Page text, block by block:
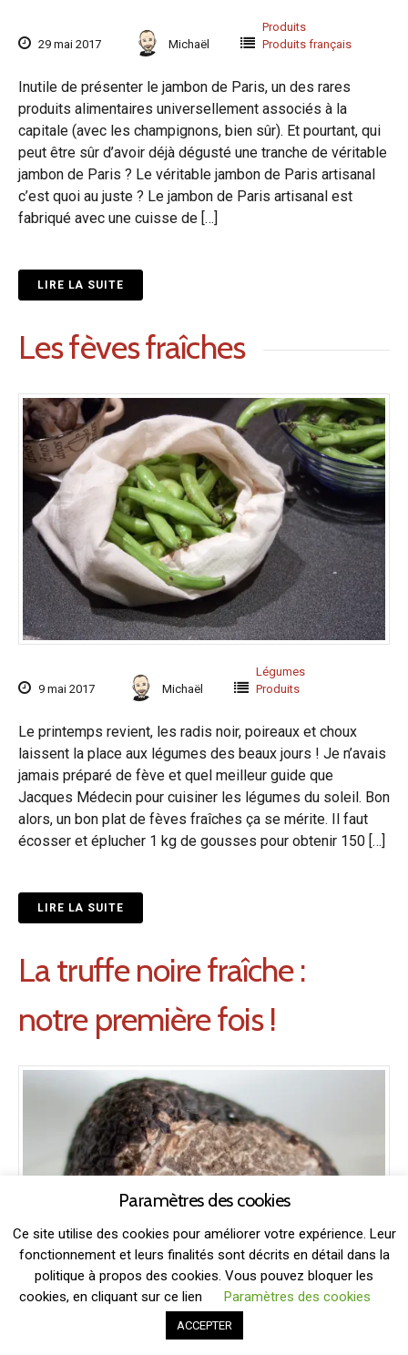
29 mai 2017 Michaël
Produits
Produits français
Inutile de présenter le jambon de Paris, un des rares
produits alimentaires universellement associés à la
capitale (avec les champignons, bien sûr). Et pourtant, qui
peut être sûr d’avoir déjà dégusté une tranche de véritable
jambon de Paris ? Le véritable jambon de Paris artisanal
c’est quoi au juste ? Le jambon de Paris artisanal est
fabriqué avec une cuisse de […]
LIRE LA SUITE
Les fèves fraîches
9 mai 2017 Michaël
Légumes
Produits
Le printemps revient, les radis noir, poireaux et choux
laissent la place aux légumes des beaux jours ! Je n’avais
jamais préparé de fève et quel meilleur guide que
Jacques Médecin pour cuisiner les légumes du soleil. Bon
alors, un bon plat de fèves fraîches ça se mérite. Il faut
écosser et éplucher 1 kg de gousses pour obtenir 150 […]
LIRE LA SUITE
La truffe noire fraîche :
notre première fois !
Paramètres des cookies
Ce site utilise des cookies pour améliorer votre expérience. Leur
fonctionnement et leurs finalités sont décrits en détail dans la
politique à propos des cookies. Vous pouvez bloquer les
cookies, en cliquant sur ce lien
Paramètres des cookies
ACCEPTER